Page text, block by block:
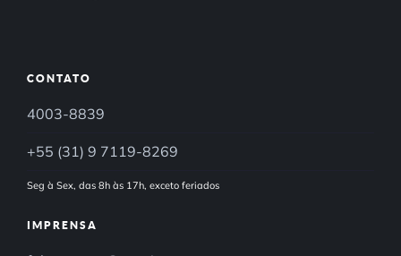
CONTATO
4003-8839
+55 (31) 9 7119-8269
Seg à Sex, das 8h às 17h, exceto feriados
IMPRENSA